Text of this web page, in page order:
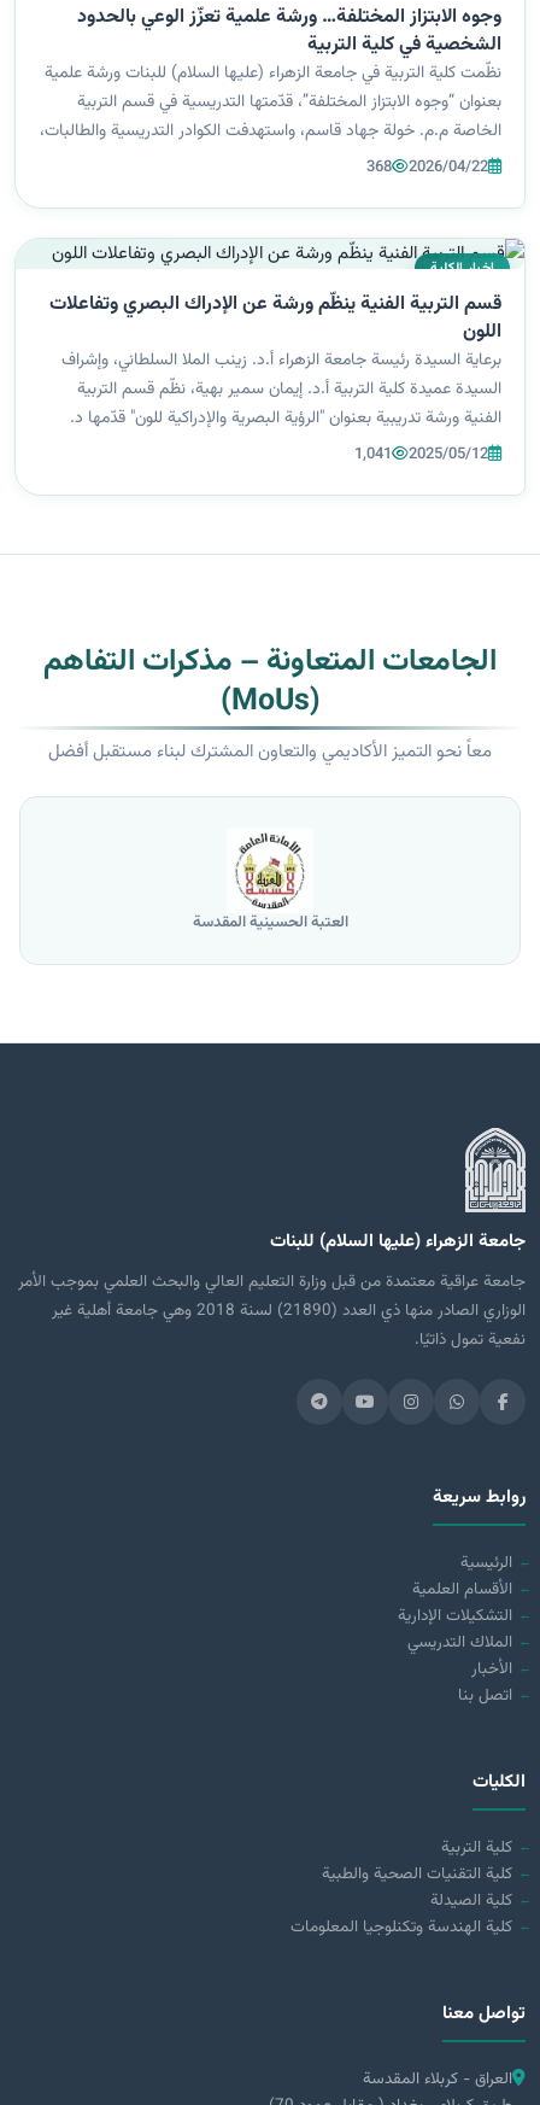
وجوه الابتزاز المختلفة… ورشة علمية تعزّز الوعي بالحدود
الشخصية في كلية التربية
نظّمت كلية التربية في جامعة الزهراء (عليها السلام) للبنات ورشة علمية
بعنوان “وجوه الابتزاز المختلفة”، قدّمتها التدريسية في قسم التربية
الخاصة م.م. خولة جهاد قاسم، واستهدفت الكوادر التدريسية والطالبات،
بهدف رفع مستوى الوعي بمخاطر الابتزاز النفسي وأساليبه المتعد...
2026/04/22
368
اخبار الكلية
قسم التربية الفنية ينظّم ورشة عن الإدراك البصري وتفاعلات
اللون
برعاية السيدة رئيسة جامعة الزهراء أ.د. زينب الملا السلطاني، وإشراف
السيدة عميدة كلية التربية أ.د. إيمان سمير بهية، نظّم قسم التربية
الفنية ورشة تدريبية بعنوان "الرؤية البصرية والإدراكية للون" قدّمها د.
أسعد يحيى، التدريسي في القسم، حيث هدفت الورشة إلى تعميق فه...
2025/05/12
1,041
الجامعات المتعاونة – مذكرات التفاهم
(MoUs)
معاً نحو التميز الأكاديمي والتعاون المشترك لبناء مستقبل أفضل
العتبة الحسينية المقدسة
جامعة الزهراء (عليها السلام) للبنات
جامعة عراقية معتمدة من قبل وزارة التعليم العالي والبحث العلمي بموجب الأمر
الوزاري الصادر منها ذي العدد (21890) لسنة 2018 وهي جامعة أهلية غير
نفعية تمول ذاتيًا.
روابط سريعة
الرئيسية
الأقسام العلمية
التشكيلات الإدارية
الملاك التدريسي
الأخبار
اتصل بنا
الكليات
كلية التربية
كلية التقنيات الصحية والطبية
كلية الصيدلة
كلية الهندسة وتكنلوجيا المعلومات
تواصل معنا
العراق - كربلاء المقدسة